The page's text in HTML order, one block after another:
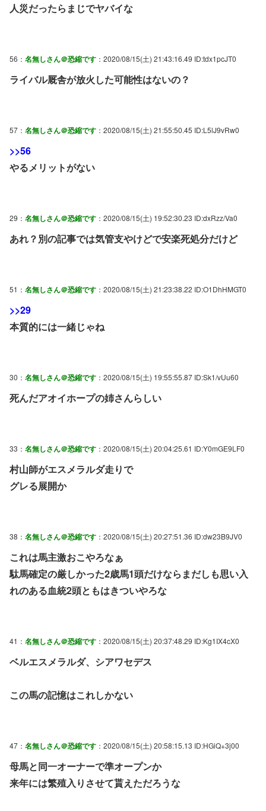
人災だったらまじでヤバイな
56： 名無しさん＠恐縮です ：2020/08/15(土) 21:43:16.49 ID:tdx1pcJT0
ライバル厩舎が放火した可能性はないの？
57： 名無しさん＠恐縮です ：2020/08/15(土) 21:55:50.45 ID:L5lJ9vRw0
>>56
やるメリットがない
29： 名無しさん＠恐縮です ：2020/08/15(土) 19:52:30.23 ID:dxRzz/Va0
あれ？別の記事では気管支やけどで安楽死処分だけど
51： 名無しさん＠恐縮です ：2020/08/15(土) 21:23:38.22 ID:O1DhHMGT0
>>29
本質的には一緒じゃね
30： 名無しさん＠恐縮です ：2020/08/15(土) 19:55:55.87 ID:Sk1/vUu60
死んだアオイホープの姉さんらしい
33： 名無しさん＠恐縮です ：2020/08/15(土) 20:04:25.61 ID:Y0mGE9LF0
村山師がエスメラルダ走りで
グレる展開か
38： 名無しさん＠恐縮です ：2020/08/15(土) 20:27:51.36 ID:dw23B9JV0
これは馬主激おこやろなぁ
駄馬確定の厳しかった2歳馬1頭だけならまだしも思い入
れのある血統2頭ともはきついやろな
41： 名無しさん＠恐縮です ：2020/08/15(土) 20:37:48.29 ID:Kg1IX4cX0
ベルエスメラルダ、シアワセデス
この馬の記憶はこれしかない
47： 名無しさん＠恐縮です ：2020/08/15(土) 20:58:15.13 ID:HGiQ+3j00
母馬と同一オーナーで準オープンか
来年には繁殖入りさせて貰えただろうな